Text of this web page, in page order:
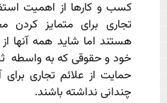
کسب و کارها از اهمیت
تجاری برای متمایز کردن
هستند اما شاید همه آنها
خود و حقوقی که به واسطه
حمایت از علائم تجاری
چندانی نداشته باشند.